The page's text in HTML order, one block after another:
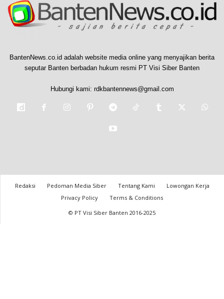
BantenNews.co.id adalah website media online yang menyajikan berita
seputar Banten berbadan hukum resmi PT Visi Siber Banten
Hubungi kami: rdkbantennews@gmail.com
Redaksi Pedoman Media Siber Tentang Kami
Lowongan Kerja
Privacy Policy
Terms & Conditions
© PT Visi Siber Banten 2016-2025